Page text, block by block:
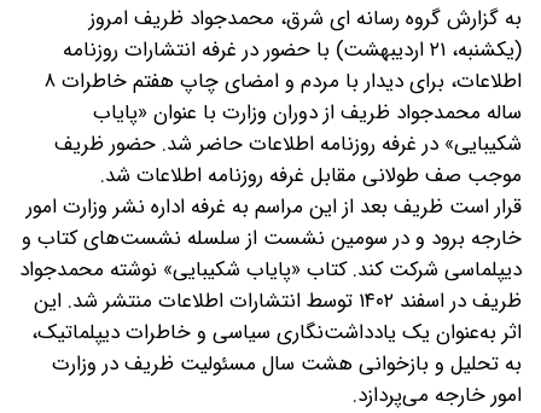
به گزارش گروه رسانه ای شرق، محمدجواد ظریف امروز
(یکشنبه، ۲۱ اردیبهشت) با حضور در غرفه انتشارات روزنامه
اطلاعات، برای دیدار با مردم و امضای چاپ هفتم خاطرات ۸
ساله محمدجواد ظریف از دوران وزارت با عنوان «پایاب
شکیبایی» در غرفه روزنامه اطلاعات حاضر شد. حضور ظریف
موجب صف طولانی مقابل غرفه روزنامه اطلاعات شد.
قرار است ظریف بعد از این مراسم به غرفه اداره نشر وزارت امور
خارجه برود و در سومین نشست از سلسله نشست‌های کتاب و
دیپلماسی شرکت کند.کتاب «پایاب شکیبایی» نوشته‌ محمدجواد
ظریف در اسفند ۱۴۰۲ توسط انتشارات اطلاعات منتشر شد. این
اثر به‌عنوان یک یادداشت‌نگاری سیاسی و خاطرات دیپلماتیک،
به تحلیل و بازخوانی هشت سال مسئولیت ظریف در وزارت
امور خارجه می‌پردازد.